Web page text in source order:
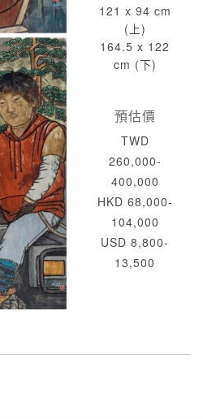
121 x 94 cm
(上)
164.5 x 122
cm (下)
預估價
TWD
260,000-
400,000
HKD 68,000-
104,000
USD 8,800-
13,500